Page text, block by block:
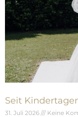
Seit
31. Juli 2026 Keine